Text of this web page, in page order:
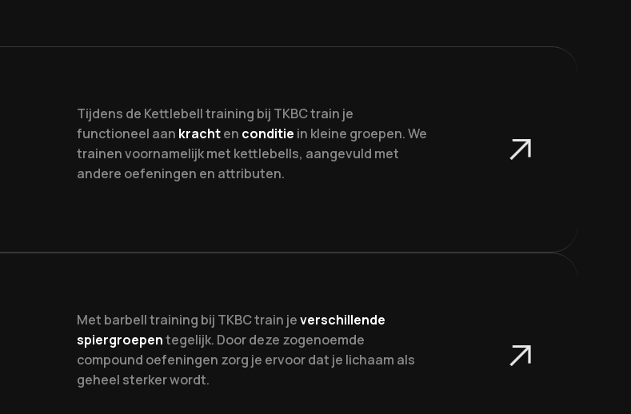
Tijdens de Kettlebell training bij TKBC train je
functioneel aan krachten conditie in kleine groepen. We
trainen voornamelijk met kettlebells, aangevuld met
andere oefeningen en attributen.
Met barbell training bij TKBC train jeverschillende
spiergroepentegelijk. Door deze zogenoemde
compound oefeningen zorg je ervoor dat je lichaam als
geheel sterker wordt.